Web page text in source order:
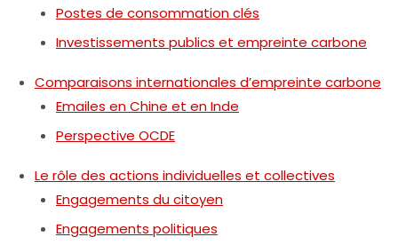
Postes de consommation clés
Investissements publics et empreinte carbone
Comparaisons internationales d’empreinte carbone
Emailes en Chine et en Inde
Perspective OCDE
Le rôle des actions individuelles et collectives
Engagements du citoyen
Engagements politiques